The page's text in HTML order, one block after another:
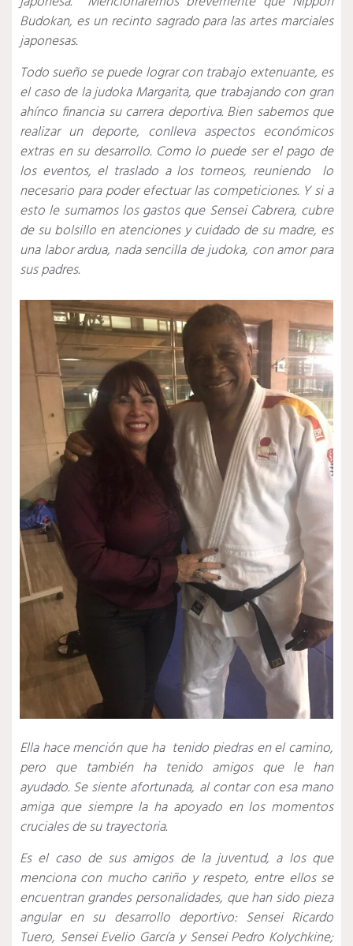
Budokan, es un recinto sagrado para las artes marciales
japonesas.
Todo sueño se puede lograr con trabajo extenuante, es
el caso de la judoka Margarita, que trabajando con gran
ahínco financia su carrera deportiva. Bien sabemos que
realizar un deporte, conlleva aspectos económicos
extras en su desarrollo. Como lo puede ser el pago de
los eventos, el traslado a los torneos, reuniendo lo
necesario para poder efectuar las competiciones. Y si a
esto le sumamos los gastos que Sensei Cabrera, cubre
de su bolsillo en atenciones y cuidado de su madre, es
una labor ardua, nada sencilla de judoka, con amor para
sus padres.
Ella hace mención que ha tenido piedras en el camino,
pero que también ha tenido amigos que le han
ayudado. Se siente afortunada, al contar con esa mano
amiga que siempre la ha apoyado en los momentos
cruciales de su trayectoria.
Es el caso de sus amigos de la juventud, a los que
menciona con mucho cariño y respeto, entre ellos se
encuentran grandes personalidades, que han sido pieza
angular en su desarrollo deportivo: Sensei Ricardo
Tuero, Sensei Evelio García y Sensei Pedro Kolychkine;